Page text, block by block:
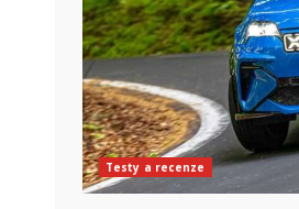
Testy a recenze